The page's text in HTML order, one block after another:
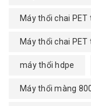
Máy thổi chai PET
Máy thổi chai PET
máy thổi hdpe
Máy thổi màng